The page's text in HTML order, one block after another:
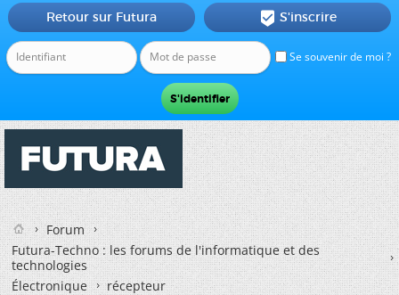
Se souvenir de moi ?
Retour sur Futura  S'inscrire
Forum
Futura-Techno : les forums de l'informatique et des
technologies
Électronique
récepteur